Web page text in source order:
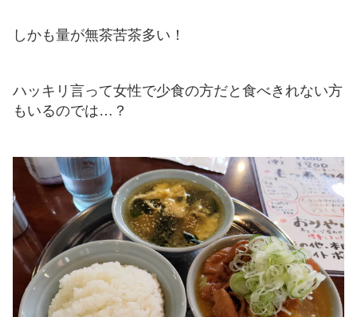
しかも量が無茶苦茶多い！
ハッキリ言って女性で少食の方だと食べきれない方
もいるのでは…？